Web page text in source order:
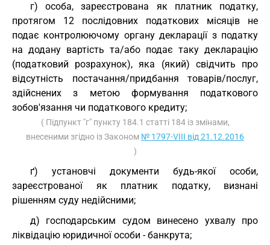
г) особа, зареєстрована як платник податку,
протягом 12 послідовних податкових місяців не
подає контролюючому органу декларації з податку
на додану вартість та/або подає таку декларацію
(податковий розрахунок), яка (який) свідчить про
відсутність постачання/придбання товарів/послуг,
здійснених з метою формування податкового
зобов'язання чи податкового кредиту;
( Підпункт "г" пункту 184.1 статті 184 із змінами,
внесеними згідно із Законом № 1797-VIII від 21.12.2016
)
ґ) установчі документи будь-якої особи,
зареєстрованої як платник податку, визнані
рішенням суду недійсними;
д) господарським судом винесено ухвалу про
ліквідацію юридичної особи - банкрута;